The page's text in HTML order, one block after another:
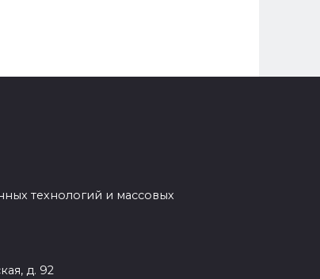
технологий и массовых
д. 92